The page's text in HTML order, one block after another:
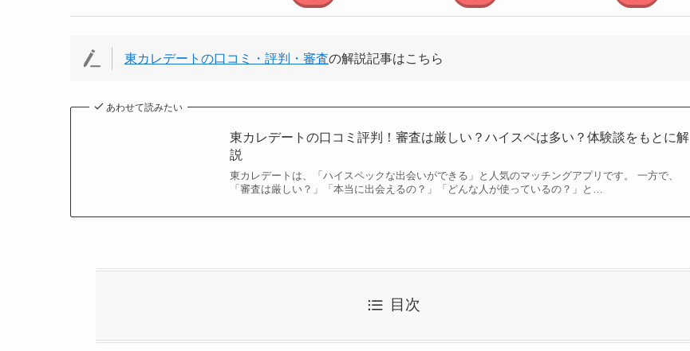
東カレデートの口コミ・評判・審査の解説記事はこちら
あわせて読みたい
東カレデートの口コミ評判！審査は厳しい？ハイスペは多い？体験談をもとに解
説
東カレデートは、「ハイスペックな出会いができる」と人気のマッチングアプリです。 一方で、
「審査は厳しい？」「本当に出会えるの？」「どんな人が使っているの？」と…
目次